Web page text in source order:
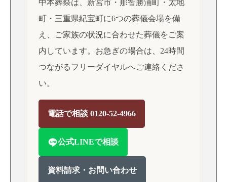
中本葬祭は、新宮市・那智勝浦町・太地
町・三重県紀宝町に6つの葬儀会場を備
え、ご家族の状況に合わせた葬儀をご案
内しています。お急ぎの場合は、24時間
つながるフリーダイヤルへご連絡くださ
い。
電話で相談 0120-52-4966
公式LINEで相談
資料請求・お問い合わせ